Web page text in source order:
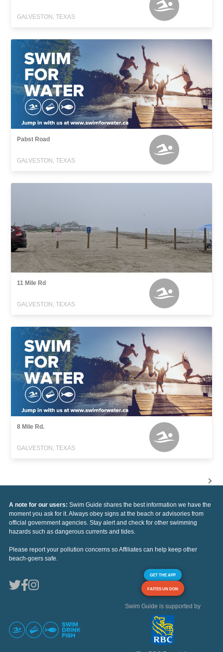
GALVESTON, TEXAS
Pabst Road
GALVESTON, TEXAS
11 Mile Rd
GALVESTON, TEXAS
8 Mile Rd.
GALVESTON, TEXAS
A note for our users: Swim Guide shares the best information we have the
moment you ask for it. Always obey signs at the beach or advisories from
official government agencies. Stay alert and check for other swimming
hazards such as dangerous currents and tides.
Please report your pollution concerns so Affiliates can help keep other
beach-goers safe.
GET THE APP
FAITES UN DON
Swim Guide is supported by